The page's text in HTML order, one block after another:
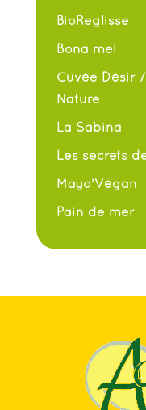
BioReglisse
Bona mel
Cuvée Désir
Nature
La Sabina
Les secrets
Mayo’Végan
Pain de mer